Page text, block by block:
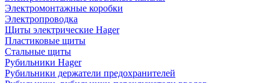
Электромонтажные коробки
Электропроводка
Щиты электрические Hager
Пластиковые щиты
Стальные щиты
Рубильники Hager
Рубильники держатели предохранителей